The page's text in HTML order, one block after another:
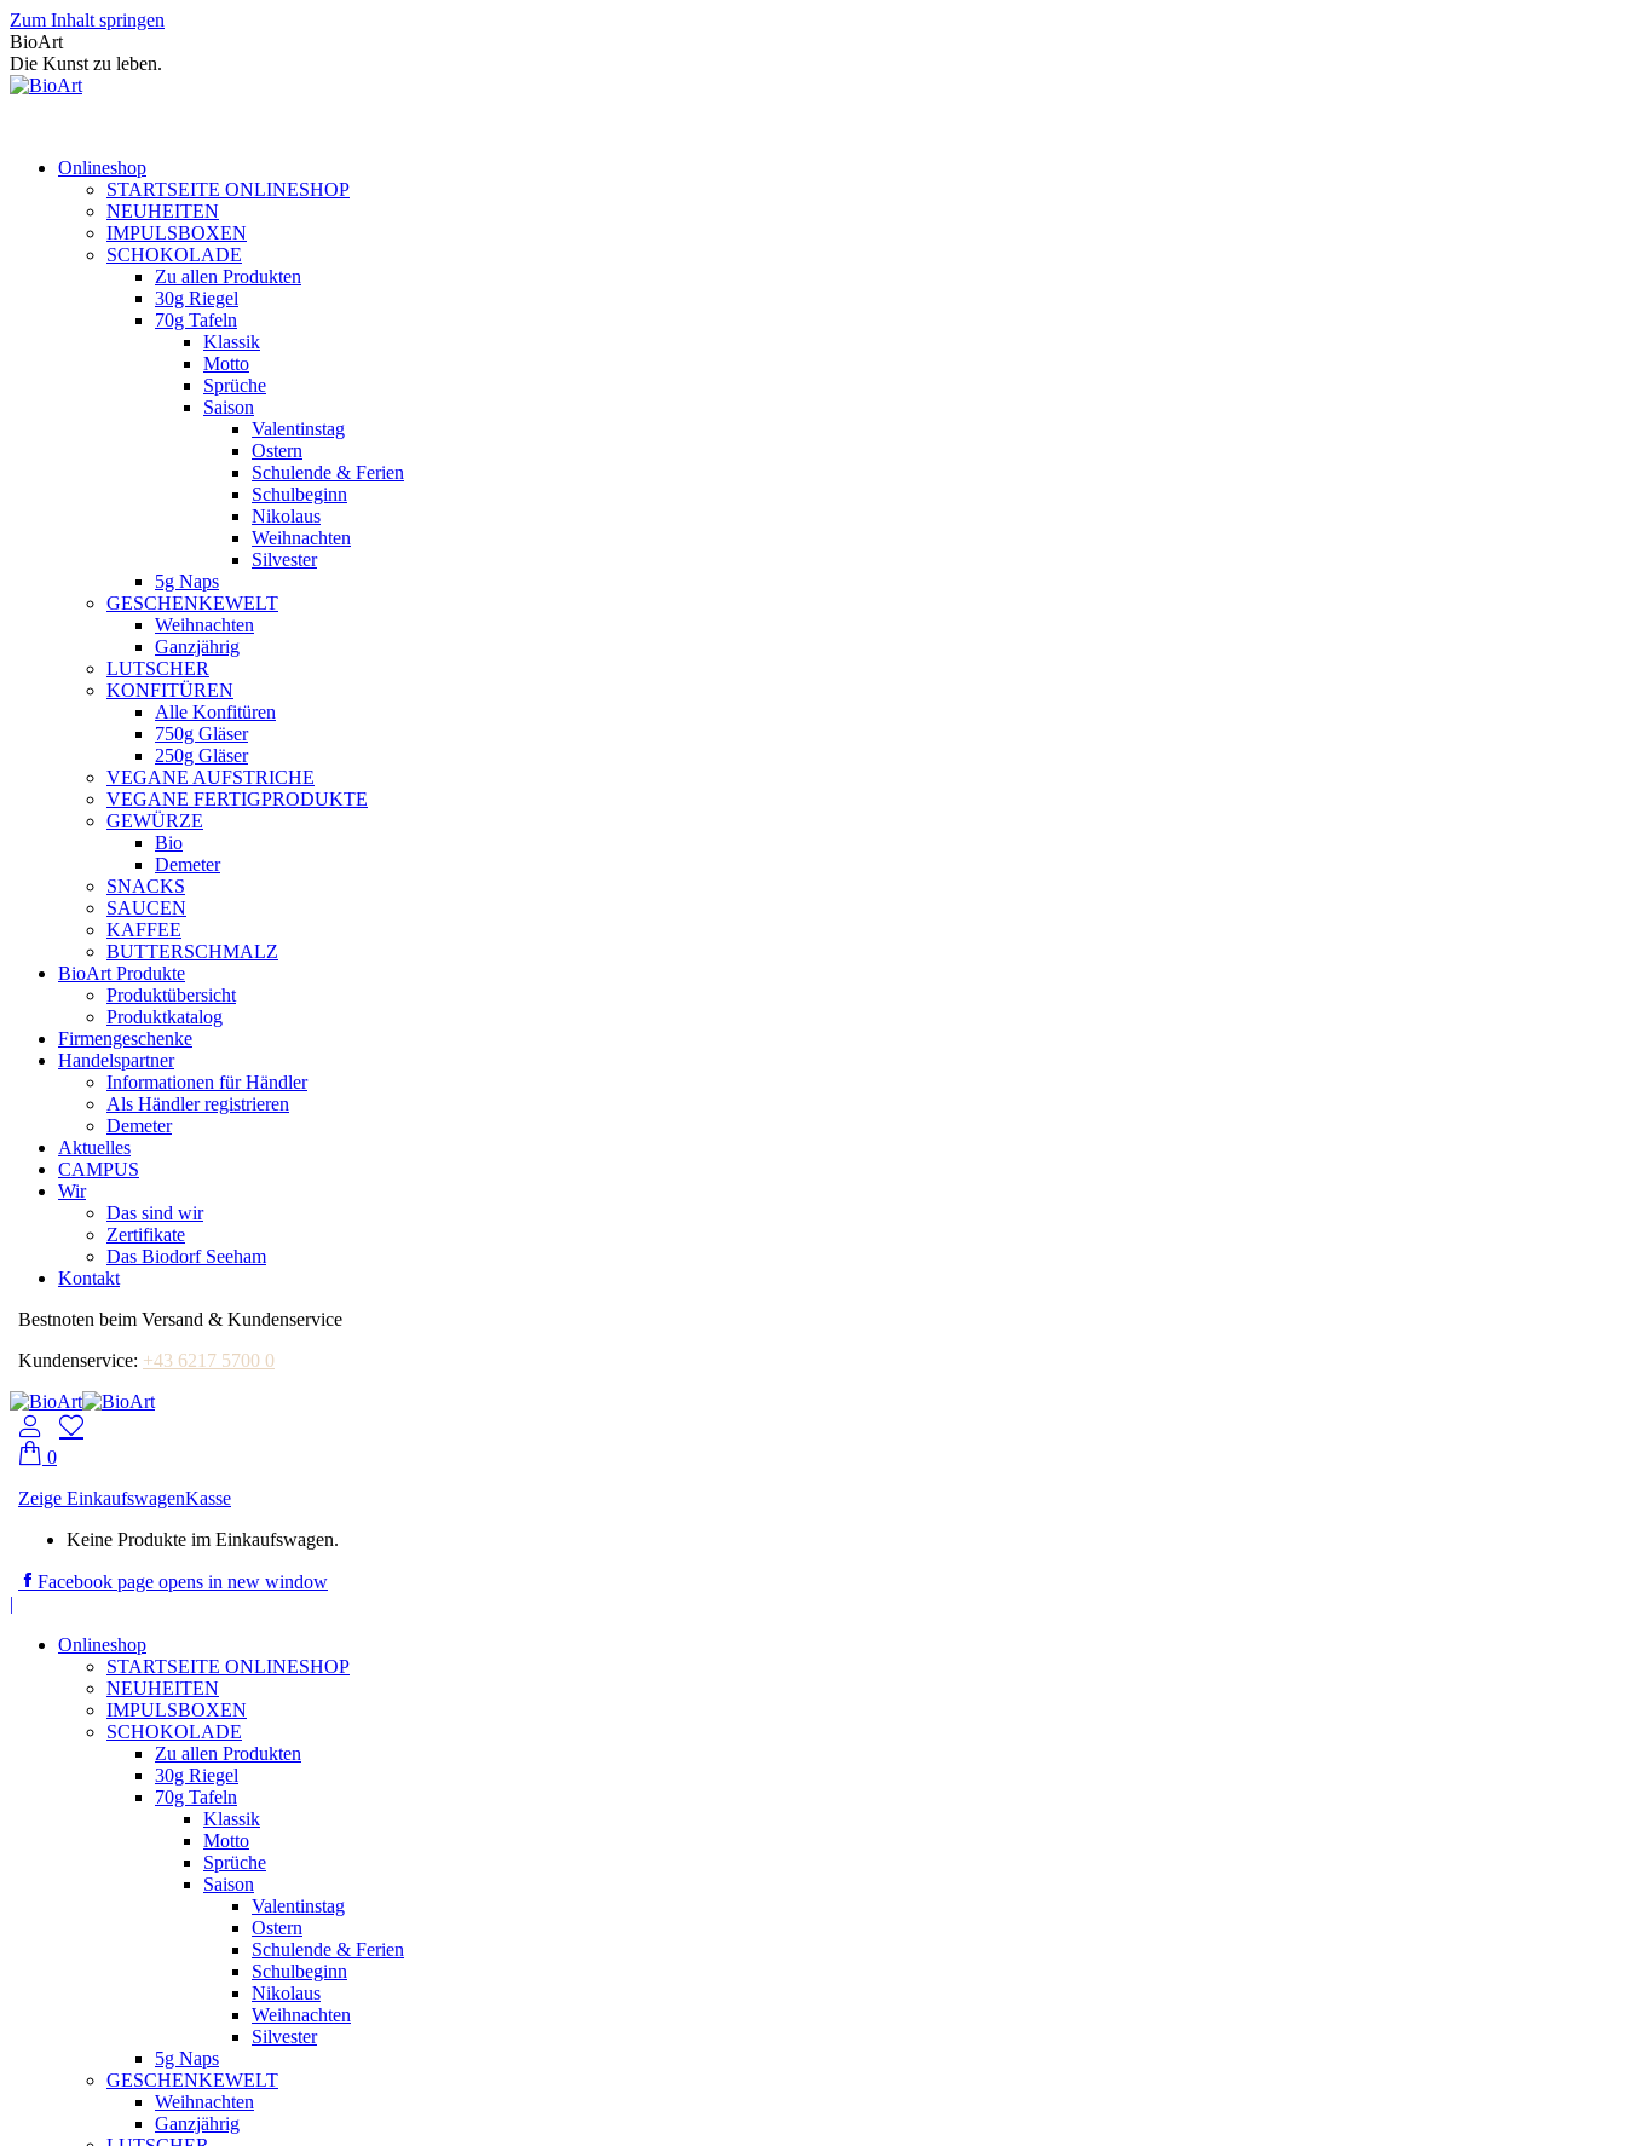
Zum Inhalt springen
BioArt
Die Kunst zu leben.
Onlineshop
STARTSEITE ONLINESHOP
NEUHEITEN
IMPULSBOXEN
SCHOKOLADE
Zu allen Produkten
30g Riegel
70g Tafeln
Klassik
Motto
Sprüche
Saison
Valentinstag
Ostern
Schulende & Ferien
Schulbeginn
Nikolaus
Weihnachten
Silvester
5g Naps
GESCHENKEWELT
Weihnachten
Ganzjährig
LUTSCHER
KONFITÜREN
Alle Konfitüren
750g Gläser
250g Gläser
VEGANE AUFSTRICHE
VEGANE FERTIGPRODUKTE
GEWÜRZE
Bio
Demeter
SNACKS
SAUCEN
KAFFEE
BUTTERSCHMALZ
BioArt Produkte
Produktübersicht
Produktkatalog
Firmengeschenke
Handelspartner
Informationen für Händler
Als Händler registrieren
Demeter
Aktuelles
CAMPUS
Wir
Das sind wir
Zertifikate
Das Biodorf Seeham
Kontakt
Bestnoten beim Versand & Kundenservice
Kundenservice: +43 6217 5700 0
0
Zeige EinkaufswagenKasse
Keine Produkte im Einkaufswagen.
Facebook page opens in new window
|
Onlineshop
STARTSEITE ONLINESHOP
NEUHEITEN
IMPULSBOXEN
SCHOKOLADE
Zu allen Produkten
30g Riegel
70g Tafeln
Klassik
Motto
Sprüche
Saison
Valentinstag
Ostern
Schulende & Ferien
Schulbeginn
Nikolaus
Weihnachten
Silvester
5g Naps
GESCHENKEWELT
Weihnachten
Ganzjährig